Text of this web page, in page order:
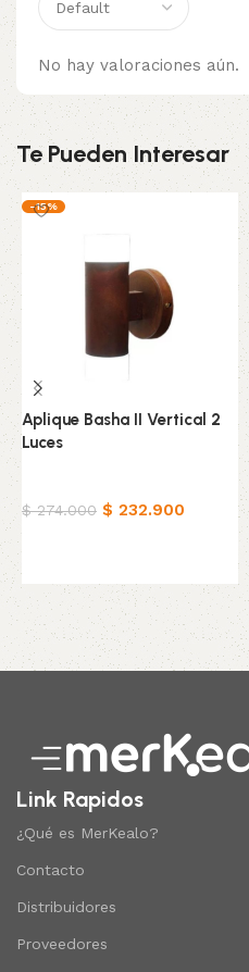
No hay valoraciones aún.
Te Pueden Interesar
-15%
Aplique Basha II Vertical 2
Luces
$274.000 $ 232.900
Read More
Link Rapidos
¿Qué es MerKealo?
Contacto
Distribuidores
Proveedores